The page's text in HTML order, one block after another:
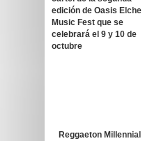
edición de Oasis Elche
Music Fest que se
celebrará el 9 y 10 de
octubre
Reggaeton Millennial